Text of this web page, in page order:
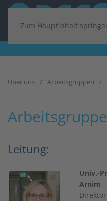
Zum Hauptinhalt
Über uns Arbeitsgruppen
Leitung:
Univ.-
Arnim